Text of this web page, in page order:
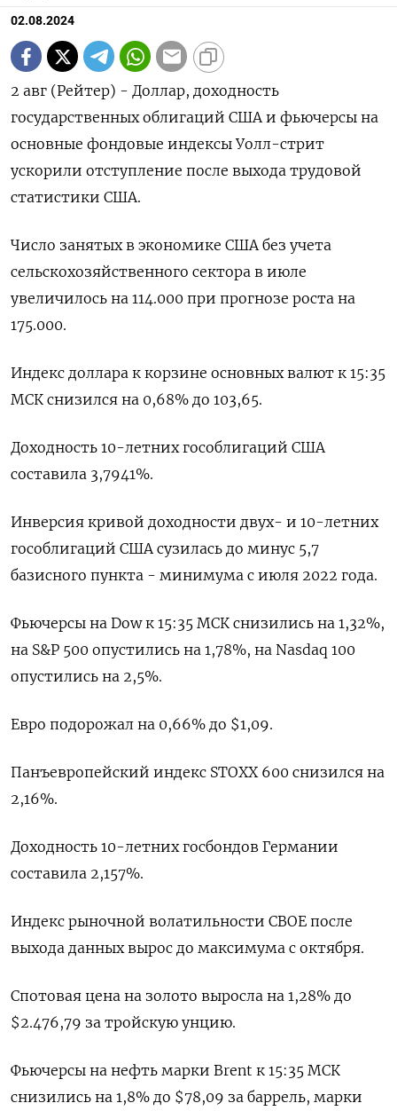
02.08.2024
2 авг (Рейтер) - Доллар, доходность
государственных облигаций США и фьючерсы на
основные фондовые индексы Уолл-стрит
ускорили отступление после выхода трудовой
статистики США.
Число занятых в экономике США без учета
сельскохозяйственного сектора в июле
увеличилось на 114.000 при прогнозе роста на
175.000.
Индекс доллара к корзине основных валют к 15:35
МСК снизился на 0,68% до 103,65​.
Доходность 10-летних гособлигаций США
составила 3,7941%.
Инверсия кривой доходности двух- и 10-летних
гособлигаций США сузилась до минус 5,7
базисного пункта - минимума с июля 2022 года.
Фьючерсы на Dow к 15:35 МСК снизились на 1,32%,
на S&P 500 опустились на 1,78%, на Nasdaq 100
опустились на 2,5%.
Евро подорожал на 0,66% до $1,09​.
Панъевропейский индекс STOXX 600 снизился на
2,16%​​.
Доходность 10-летних госбондов Германии
составила 2,157%.
Индекс рыночной волатильности CBOE после
выхода данных вырос до максимума с октября.
Спотовая цена на золото выросла на 1,28% до
$2.476,79​ за тройскую унцию.
Фьючерсы на нефть марки Brent к 15:35 МСК
снизились на 1,8% до $78,09 за баррель, марки